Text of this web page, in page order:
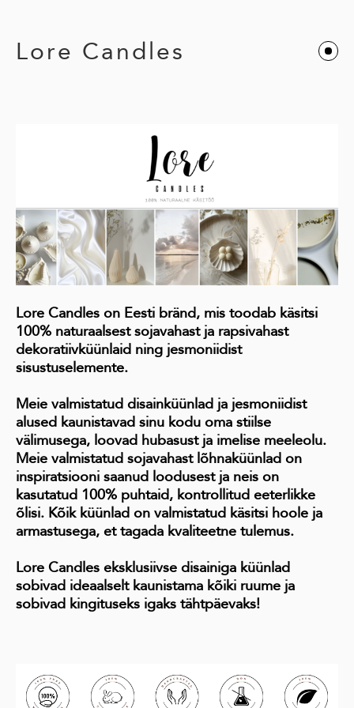
Lore Candles
Lore Candles on Eesti bränd, mis toodab käsitsi
100% naturaalsest sojavahast ja rapsivahast
dekoratiivküünlaid ning jesmoniidist
sisustuselemente.
Meie valmistatud disainküünlad ja jesmoniidist
alused kaunistavad sinu kodu oma stiilse
välimusega, loovad hubasust ja imelise meeleolu.
Meie valmistatud sojavahast lõhnaküünlad on
inspiratsiooni saanud loodusest ja neis on
kasutatud 100% puhtaid, kontrollitud eeterlikke
õlisi. Kõik küünlad on valmistatud käsitsi hoole ja
armastusega, et tagada kvaliteetne tulemus.
Lore Candles eksklusiivse disainiga küünlad
sobivad ideaalselt kaunistama kõiki ruume ja
sobivad kingituseks igaks tähtpäevaks!